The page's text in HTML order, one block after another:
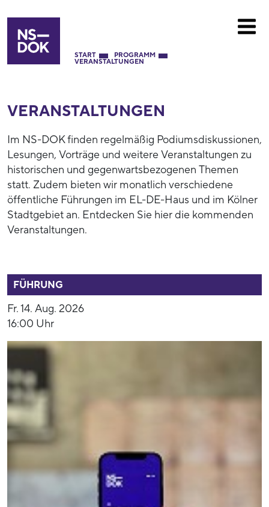
START PROGRAMM
VERANSTALTUNGEN
VERANSTALTUNGEN
Im NS-DOK finden regelmäßig Podiumsdiskussionen,
Lesungen, Vorträge und weitere Veranstaltungen zu
historischen und gegenwartsbezogenen Themen
statt. Zudem bieten wir monatlich verschiedene
öffentliche Führungen im EL-DE-Haus und im Kölner
Stadtgebiet an. Entdecken Sie hier die kommenden
Veranstaltungen.
FÜHRUNG
Fr. 14. Aug. 2026
16:00 Uhr